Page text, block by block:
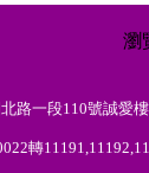
北路一段110號誠
轉